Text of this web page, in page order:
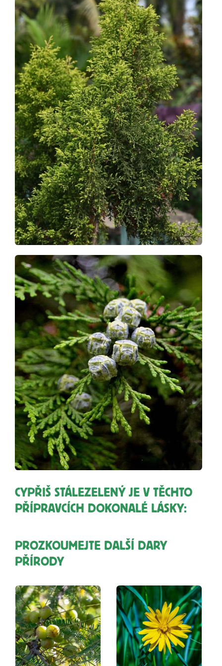
CYPŘIŠ STÁLEZELENÝ JE V TĚCHTO
PŘÍPRAVCÍCH DOKONALÉ LÁSKY:
PROZKOUMEJTE DALŠÍ DARY
PŘÍRODY